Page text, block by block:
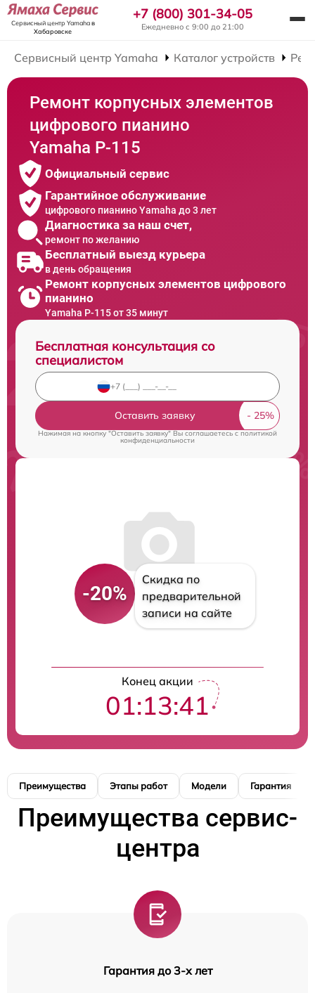
Сервисный центр Yamahaв
Хабаровске
+7 (800) 301-34-05
Ежедневно с 9:00 до 21:00
Сервисный центр Yamaha Каталог устройств
Ремонт корпусных элементов
цифрового пианино
Yamaha P-115
Официальный сервис
Гарантийное обслуживание
цифрового пианино Yamaha до 3 лет
Диагностика за наш счет,
ремонт по желанию
Бесплатный выезд курьера
в день обращения
Ремонт корпусных элементов цифрового
пианино
Yamaha P-115 от 35 минут
Бесплатная консультация со
специалистом
Оставить заявку
Нажимая на кнопку "Оставить заявку" Вы соглашаетесь cполитикой
конфиденциальности
-20%
Скидка по
предварительной
записи на сайте
Конец акции
01:13:40
Преимущества Этапы работ Модели Гарантия
Преимущества сервис-
центра
Гарантия до 3-х лет